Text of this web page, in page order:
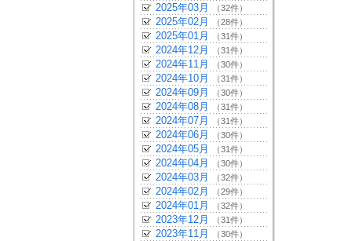
2025年03月 （32件）
2025年02月 （28件）
2025年01月 （31件）
2024年12月 （31件）
2024年11月 （30件）
2024年10月 （31件）
2024年09月 （30件）
2024年08月 （31件）
2024年07月 （31件）
2024年06月 （30件）
2024年05月 （31件）
2024年04月 （30件）
2024年03月 （32件）
2024年02月 （29件）
2024年01月 （32件）
2023年12月 （31件）
2023年11月 （30件）